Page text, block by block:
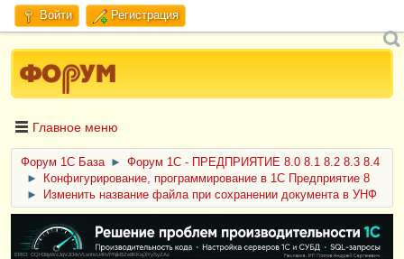
Войти Регистрация
Главное меню
Форум 1C База ►
Форум 1С - ПРЕДПРИЯТИЕ 8.0 8.1 8.2 8.3 8.4
►
Конфигурирование, программирование в 1С Предприятие 8
►
Изменить название файла при сохранении документа в УНФ
ERID: CQH36pWzJqVJD4xVLsnhcU4hVPNjkBZe8KKxjJiYySyZAz